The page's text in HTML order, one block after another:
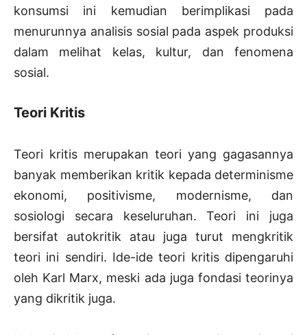
konsumsi ini kemudian berimplikasi pada
menurunnya analisis sosial pada aspek produksi
dalam melihat kelas, kultur, dan fenomena
sosial.
Teori Kritis
Teori kritis merupakan teori yang gagasannya
banyak memberikan kritik kepada determinisme
ekonomi, positivisme, modernisme, dan
sosiologi secara keseluruhan. Teori ini juga
bersifat autokritik atau juga turut mengkritik
teori ini sendiri. Ide-ide teori kritis dipengaruhi
oleh Karl Marx, meski ada juga fondasi teorinya
yang dikritik juga.